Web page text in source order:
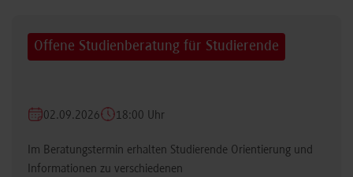
Offene Studienberatung für Studierende
02.09.2026 18:00 Uhr
Im Beratungstermin erhalten Studierende Orientierung und
Informationen zu verschiedenen